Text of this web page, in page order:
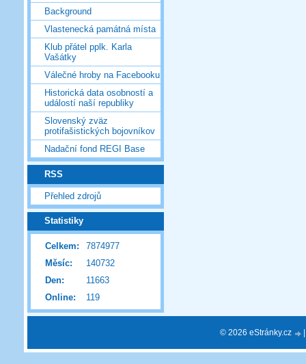
Background
Vlastenecká památná místa
Klub přátel pplk. Karla
Vašátky
Válečné hroby na Facebooku
Historická data osobností a
událostí naší republiky
Slovenský zväz
protifašistických bojovníkov
Nadační fond REGI Base
RSS
Přehled zdrojů
Statistiky
Online: 119
Celkem:
7874977
Měsíc:
140732
Den:
11663
© 2026 eStránky.cz